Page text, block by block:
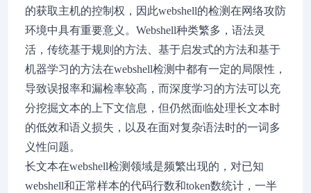
的获取主机的控制权，因此webshell的检测在网络攻防
环境中具有重要意义。Webshell种类繁多，语法灵
活，传统基于规则的方法、基于启发式的方法和基于
机器学习的方法在webshell检测中都有一定的局限性，
导致误报率和漏检率较高，而深度学习的方法可以充
分挖掘文本的上下文信息，但仍然面临处理长文本时
的低效和语义损失，以及在面对复杂语法时的一词多
义性问题。
长文本在webshell检测领域是频繁出现的，对已知
webshell和正常样本的代码行数和token数统计，一半